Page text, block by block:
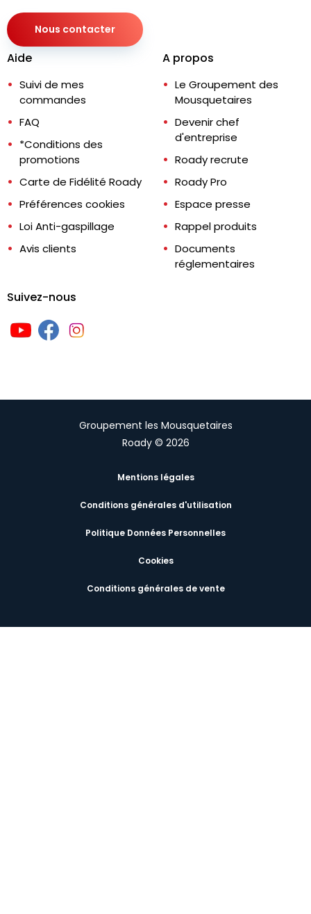
Nous contacter
Aide
Suivi de mes
commandes
FAQ
*Conditions des
promotions
Carte de Fidélité Roady
Préférences cookies
Loi Anti-gaspillage
Avis clients
A propos
Le Groupement des
Mousquetaires
Devenir chef
d'entreprise
Roady recrute
Roady Pro
Espace presse
Rappel produits
Documents
réglementaires
Suivez-nous
Groupement les Mousquetaires
Roady © 2026
Mentions légales
Conditions générales d'utilisation
Politique Données Personnelles
Cookies
Conditions générales de vente